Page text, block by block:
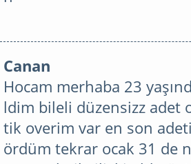
Canan
Hocam merhaba 23
ldim bileli düzensizz adet
tik overim var en son
ördüm tekrar ocak 31 de